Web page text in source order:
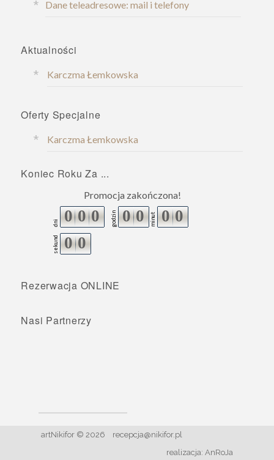
Dane teleadresowe: mail i telefony
Aktualności
Karczma Łemkowska
Oferty Specjalne
Karczma Łemkowska
Koniec Roku Za ...
Promocja zakończona!
dni 0 0 0 godzin 0 0 minut 0 0
sekund 0 0
Rezerwacja ONLINE
Nasi Partnerzy
artNikifor © 2026 recepcja@nikifor.pl
realizacja: AnRoJa